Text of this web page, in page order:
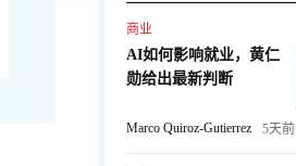
商业
AI如何影响就业，黄仁
勋给出最新判断
Marco Quiroz-Gutierrez 5天前